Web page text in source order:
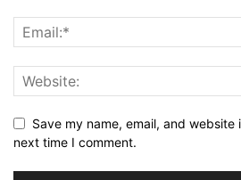
Save my name, email, and
next time I comment.